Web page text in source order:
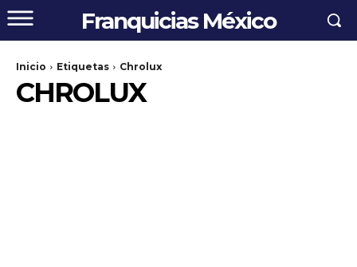
Franquicias México
Inicio Etiquetas Chrolux
CHROLUX